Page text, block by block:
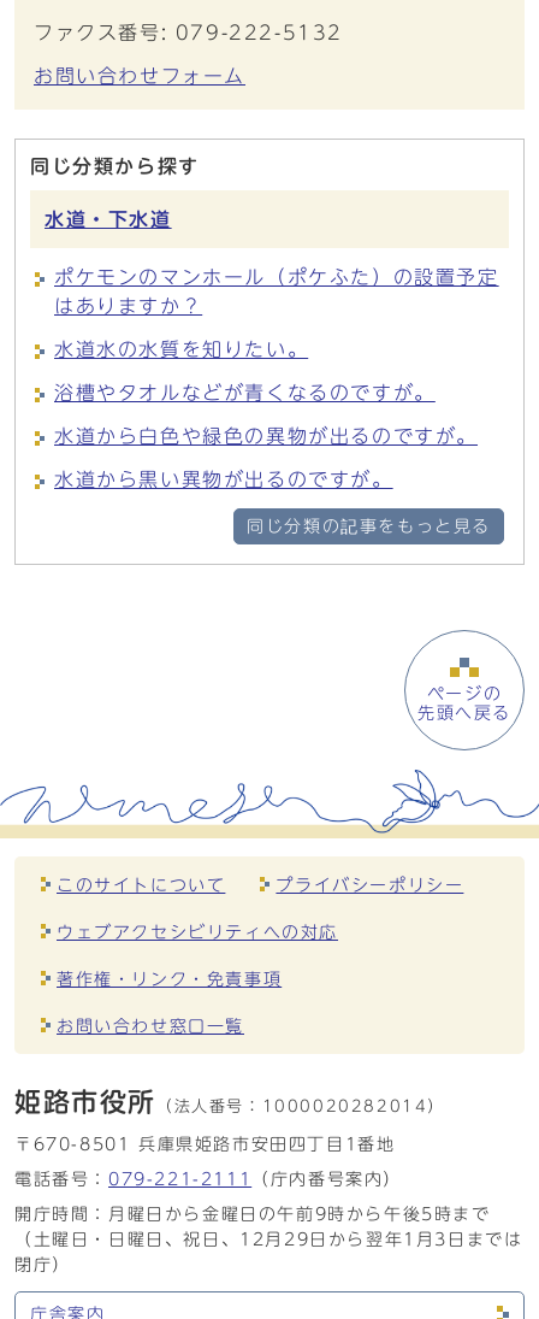
ファクス番号: 079-222-5132
お問い合わせフォーム
同じ分類から探す
水道・下水道
ポケモンのマンホール（ポケふた）の設置予定
はありますか？
水道水の水質を知りたい。
浴槽やタオルなどが青くなるのですが。
水道から白色や緑色の異物が出るのですが。
水道から黒い異物が出るのですが。
同じ分類の記事をもっと見る
ページの
先頭へ戻る
このサイトについて プライバシーポリシー
ウェブアクセシビリティへの対応
著作権・リンク・免責事項
お問い合わせ窓口一覧
姫路市役所 （法人番号： 1000020282014）
〒670-8501 兵庫県姫路市安田四丁目1番地
電話番号： 079-221-2111
（庁内番号案内）
開庁時間：月曜日から金曜日の午前9時から午後5時まで
（土曜日・日曜日、祝日、12月29日から翌年1月3日までは
閉庁）
庁舎案内